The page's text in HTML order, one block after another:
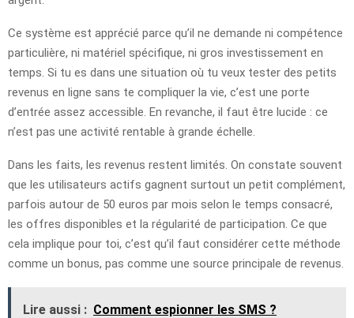
Ce système est apprécié parce qu’il ne demande ni compétence
particulière, ni matériel spécifique, ni gros investissement en
temps. Si tu es dans une situation où tu veux tester des petits
revenus en ligne sans te compliquer la vie, c’est une porte
d’entrée assez accessible. En revanche, il faut être lucide : ce
n’est pas une activité rentable à grande échelle.
Dans les faits, les revenus restent limités. On constate souvent
que les utilisateurs actifs gagnent surtout un petit complément,
parfois autour de 50 euros par mois selon le temps consacré,
les offres disponibles et la régularité de participation. Ce que
cela implique pour toi, c’est qu’il faut considérer cette méthode
comme un bonus, pas comme une source principale de revenus.
Lire aussi : Comment espionner les SMS ?